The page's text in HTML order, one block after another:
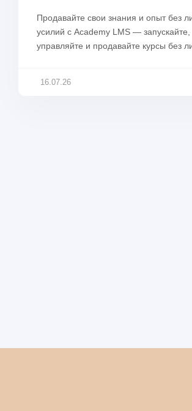
Продавайте свои знания и опыт без
усилий с Academy LMS — запускайте,
управляйте и продавайте курсы без
16.07.26